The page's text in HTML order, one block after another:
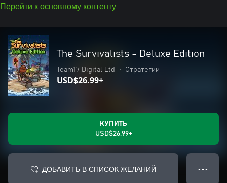
Перейти к основному контенту
The Survivalists - Deluxe Edition
Team17 Digital Ltd • Стратегии
USD$26.99+
КУПИТЬ
USD$26.99+
ДОБАВИТЬ В СПИСОК ЖЕЛАНИЙ ● ● ●